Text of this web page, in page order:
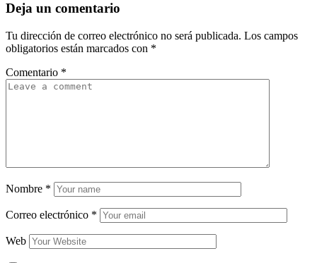
Deja un comentario
Tu dirección de correo electrónico no será publicada. Los campos
obligatorios están marcados con *
Comentario *
Nombre *
Correo electrónico *
Web